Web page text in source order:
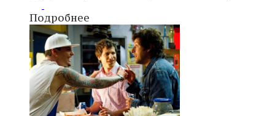
Подробнее